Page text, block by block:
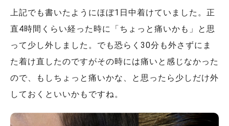
上記でも書いたようにほぼ1日中着けていました。正
直4時間くらい経った時に「ちょっと痛いかも」と思
って少し外しました。でも恐らく30分も外さずにま
た着け直したのですがその時には痛いと感じなかった
ので、もしちょっと痛いかな、と思ったら少しだけ外
しておくといいかもですね。